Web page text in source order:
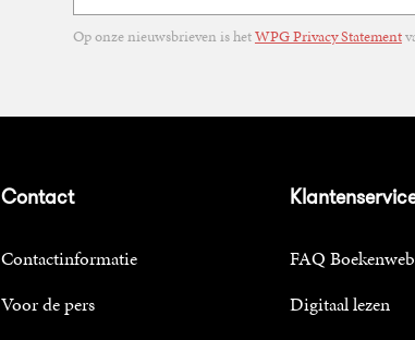
mailadres
Op onze nieuwsbrieven is hetWPG Privacy Statement
Contact
Contactinformatie
Voor de pers
FAQ
Digitaal lezen